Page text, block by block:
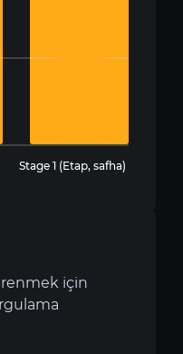
Stage 1 (Etap, safha)
için